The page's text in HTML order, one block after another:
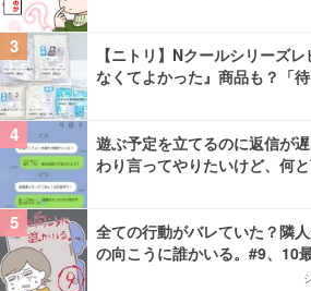
3
【ニトリ】Nクールシリーズ
なくてよかった』商品も？「
4
遊ぶ予定を立てるのに返信が
わり言ってやりたいけど、何
5
全ての行動がバレていた？隣
の向こうに誰かいる。#9、10